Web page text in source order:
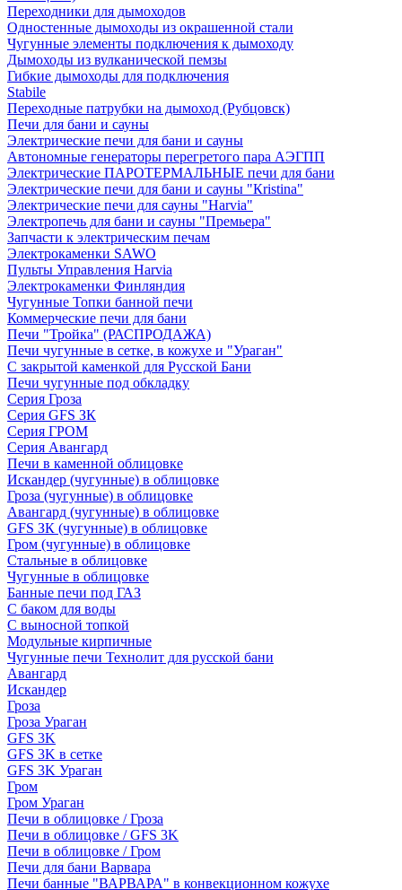
Переходники для дымоходов
Одностенные дымоходы из окрашенной стали
Чугунные элементы подключения к дымоходу
Дымоходы из вулканической пемзы
Гибкие дымоходы для подключения
Stabile
Переходные патрубки на дымоход (Рубцовск)
Печи для бани и сауны
Электрические печи для бани и сауны
Автономные генераторы перегретого пара АЭГПП
Электрические ПАРОТЕРМАЛЬНЫЕ печи для бани
Электрические печи для бани и сауны "Кristina"
Электрические печи для сауны "Harvia"
Электропечь для бани и сауны "Премьера"
Запчасти к электрическим печам
Электрокаменки SAWO
Пульты Управления Harvia
Электрокаменки Финляндия
Чугунные Топки банной печи
Коммерческие печи для бани
Печи "Тройка" (РАСПРОДАЖА)
Печи чугунные в сетке, в кожухе и "Ураган"
С закрытой каменкой для Русской Бани
Печи чугунные под обкладку
Серия Гроза
Серия GFS ЗК
Серия ГРОМ
Серия Авангард
Печи в каменной облицовке
Искандер (чугунные) в облицовке
Гроза (чугунные) в облицовке
Авангард (чугунные) в облицовке
GFS ЗК (чугунные) в облицовке
Гром (чугунные) в облицовке
Стальные в облицовке
Чугунные в облицовке
Банные печи под ГАЗ
С баком для воды
С выносной топкой
Модульные кирпичные
Чугунные печи Технолит для русской бани
Авангард
Искандер
Гроза
Гроза Ураган
GFS 3K
GFS 3K в сетке
GFS 3K Ураган
Гром
Гром Ураган
Печи в облицовке / Гроза
Печи в облицовке / GFS 3K
Печи в облицовке / Гром
Печи для бани Варвара
Печи банные "ВАРВАРА" в конвекционном кожухе